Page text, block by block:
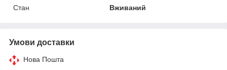
Стан
Вживаний
Умови доставки
Нова Пошта